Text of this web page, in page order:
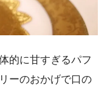
的に甘すぎるパフ
ーのおかげで口の